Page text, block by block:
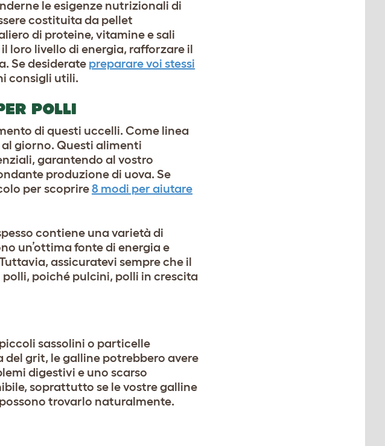
le esigenze nutrizionali di
costituita da pellet
di proteine, vitamine e sali
loro livello di energia, rafforzare il
Se desiderate preparare voi stessi
consigli utili.
POLLI
di questi uccelli. Come linea
giorno. Questi alimenti
garantendo al vostro
produzione di uova. Se
per scoprire8 modi per aiutare
contiene una varietà di
un’ottima fonte di energia e
assicuratevi sempre che il
poiché pulcini, polli in crescita
sassolini o particelle
grit, le galline potrebbero avere
digestivi e uno scarso
soprattutto se le vostre galline
trovarlo naturalmente.